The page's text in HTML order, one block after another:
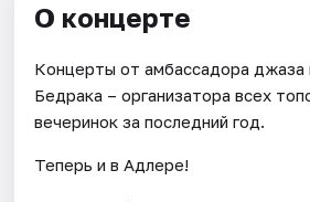
О концерте
Концерты от амбассадора джаза
Бедрака – организатора всех
вечеринок за последний год.
Теперь и в Адлере!